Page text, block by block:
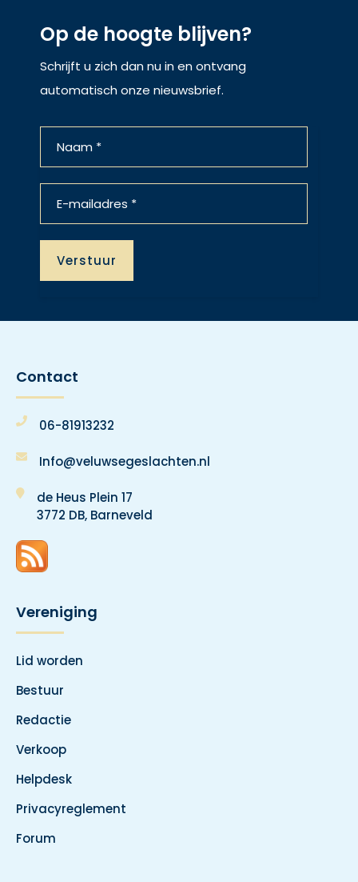
Op de hoogte blijven?
Schrijft u zich dan nu in en ontvang
automatisch onze nieuwsbrief.
Contact
06-81913232
Info@veluwsegeslachten.nl
de Heus Plein 17
3772 DB, Barneveld
Vereniging
Lid worden
Bestuur
Redactie
Verkoop
Helpdesk
Privacyreglement
Forum